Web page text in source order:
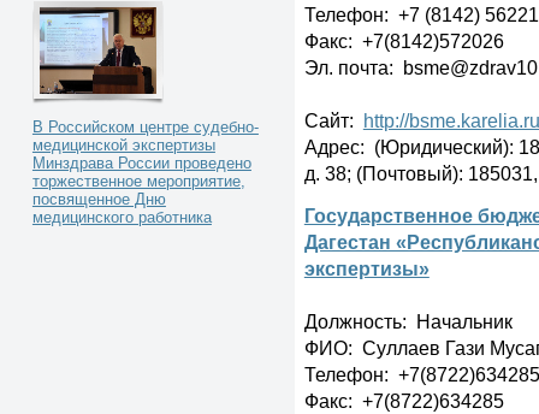
В Российском центре судебно-
медицинской экспертизы
Минздрава России проведено
торжественное мероприятие,
посвященное Дню
медицинского работника
Телефон: +7 (8142)
Факс: +7(8142)572026
Эл. почта:
Сайт: http://
Адрес: (Юридический):
д. 38; (Почтовый):
Государственное
Дагестан
экспертизы»
Должность: Начальник
ФИО: Суллаев Гази
Телефон: +7(8722)634285
Факс: +7(8722)634285